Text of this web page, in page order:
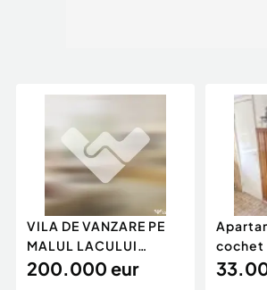
VILA DE VANZARE PE
MALUL LACULUI
CINCIS
200.000 eur
cochet